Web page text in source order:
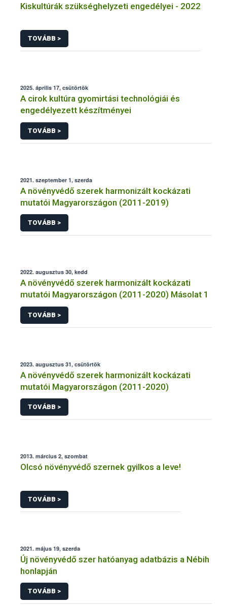
Kiskultúrák szükséghelyzeti engedélyei - 2022
TOVÁBB >
2025. április 17, csütörtök
A cirok kultúra gyomirtási technológiái és
engedélyezett készítményei
TOVÁBB >
2021. szeptember 1, szerda
A növényvédő szerek harmonizált kockázati
mutatói Magyarországon (2011-2019)
TOVÁBB >
2022. augusztus 30, kedd
A növényvédő szerek harmonizált kockázati
mutatói Magyarországon (2011-2020) Másolat 1
TOVÁBB >
2023. augusztus 31, csütörtök
A növényvédő szerek harmonizált kockázati
mutatói Magyarországon (2011-2020)
TOVÁBB >
2013. március 2, szombat
Olcsó növényvédő szernek gyilkos a leve!
TOVÁBB >
2021. május 19, szerda
Új növényvédő szer hatóanyag adatbázis a Nébih
honlapján
TOVÁBB >